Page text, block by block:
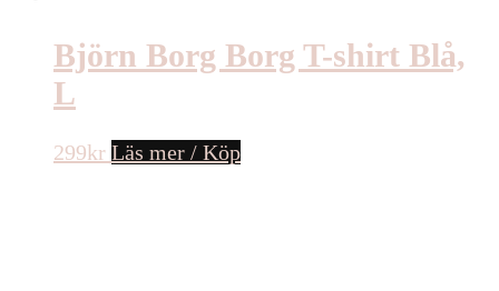
Björn Borg Borg T-shirt Blå,
L
299kr Läs mer / Köp